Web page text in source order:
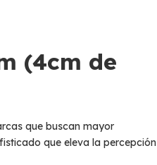
(4cm de
que buscan mayor
que eleva la percepción